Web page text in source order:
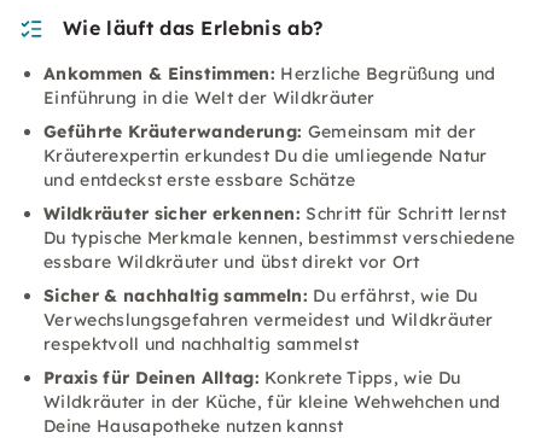
Wie läuft das Erlebnis ab?
Ankommen & Einstimmen: Herzliche Begrüßung und
Einführung in die Welt der Wildkräuter
Geführte Kräuterwanderung: Gemeinsam mit der
Kräuterexpertin erkundest Du die umliegende Natur
und entdeckst erste essbare Schätze
Wildkräuter sicher erkennen: Schritt für Schritt lernst
Du typische Merkmale kennen, bestimmst verschiedene
essbare Wildkräuter und übst direkt vor Ort
Sicher & nachhaltig sammeln: Du erfährst, wie Du
Verwechslungsgefahren vermeidest und Wildkräuter
respektvoll und nachhaltig sammelst
Praxis für Deinen Alltag: Konkrete Tipps, wie Du
Wildkräuter in der Küche, für kleine Wehwehchen und
Deine Hausapotheke nutzen kannst